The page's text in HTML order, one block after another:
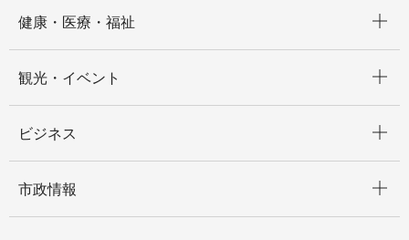
健康・医療・福祉
観光・イベント
ビジネス
市政情報